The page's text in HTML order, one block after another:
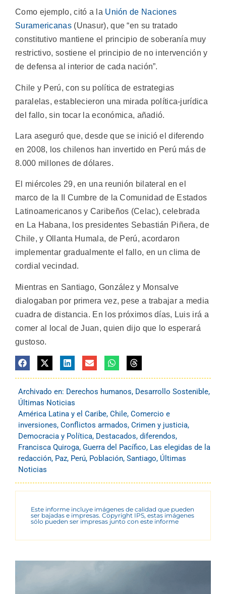
Como ejemplo, citó a la Unión de Naciones
Suramericanas(Unasur), que “en su tratado
constitutivo mantiene el principio de soberanía muy
restrictivo, sostiene el principio de no intervención y
de defensa al interior de cada nación”.
Chile y Perú, con su política de estrategias
paralelas, establecieron una mirada política-jurídica
del fallo, sin tocar la económica, añadió.
Lara aseguró que, desde que se inició el diferendo
en 2008, los chilenos han invertido en Perú más de
8.000 millones de dólares.
El miércoles 29, en una reunión bilateral en el
marco de la II Cumbre de la Comunidad de Estados
Latinoamericanos y Caribeños (Celac), celebrada
en La Habana, los presidentes Sebastián Piñera, de
Chile, y Ollanta Humala, de Perú, acordaron
implementar gradualmente el fallo, en un clima de
cordial vecindad.
Mientras en Santiago, González y Monsalve
dialogaban por primera vez, pese a trabajar a media
cuadra de distancia. En los próximos días, Luis irá a
comer al local de Juan, quien dijo que lo esperará
gustoso.
Archivado en: Derechos humanos, Desarrollo Sostenible,
Últimas Noticias
América Latina y el Caribe, Chile, Comercio e
inversiones, Conflictos armados, Crimen y justicia,
Democracia y Política, Destacados, diferendos,
Francisca Quiroga, Guerra del Pacífico, Las elegidas de la
redacción, Paz, Perú, Población, Santiago, Últimas
Noticias
Este informe incluye imágenes de calidad que pueden
ser bajadas e impresas. Copyright IPS, estas imágenes
sólo pueden ser impresas junto con este informe